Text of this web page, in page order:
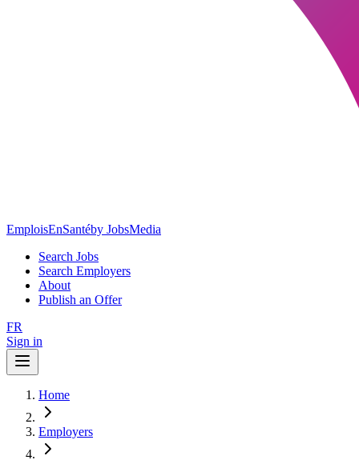
EmploisEnSantéby JobsMedia
Search Jobs
Search Employers
About
Publish an Offer
FR
Sign in
Home
Employers